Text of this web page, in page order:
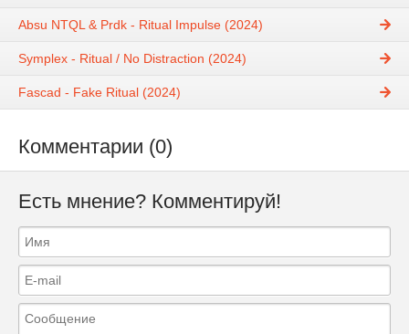
Absu NTQL & Prdk - Ritual Impulse (2024)
Symplex - Ritual / No Distraction (2024)
Fascad - Fake Ritual (2024)
Комментарии (0)
Есть мнение? Комментируй!